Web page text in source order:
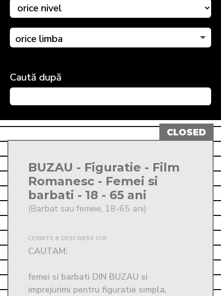
orice limba
Caută după
BUZAU - Figuratie - Film
Romanesc - Femei si
barbati - 18 - 65 ani
(Barbat sau femeie, 18-65 ani)
CERINTE & DESCRIERE JOB
CAUTAM:
femei si barbati DIN BUZAU si
imprejurimi pentru figuratie simpla,